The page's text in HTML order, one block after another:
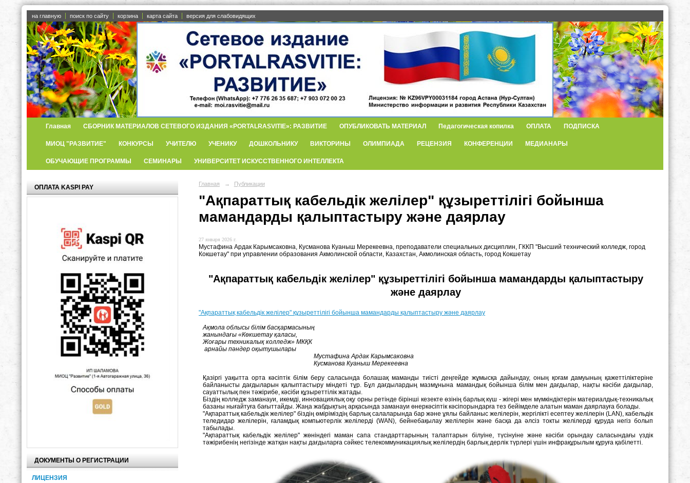
на главную поиск по сайту корзина карта сайта версия для слабовидящих
Главная СБОРНИК МАТЕРИАЛОВ СЕТЕВОГО ИЗДАНИЯ «PORTALRASVITIE»: РАЗВИТИЕ ОПУБЛИКОВАТЬ МАТЕРИАЛ Педагогическая копилка ОПЛАТА ПОДПИСКА
МИОЦ "РАЗВИТИЕ" КОНКУРСЫ УЧИТЕЛЮ УЧЕНИКУ ДОШКОЛЬНИКУ ВИКТОРИНЫ ОЛИМПИАДА РЕЦЕНЗИЯ КОНФЕРЕНЦИИ МЕДИАНАРЫ
ОБУЧАЮЩИЕ ПРОГРАММЫ СЕМИНАРЫ УНИВЕРСИТЕТ ИСКУССТВЕННОГО ИНТЕЛЛЕКТА
ОПЛАТА KASPI PAY
ДОКУМЕНТЫ О РЕГИСТРАЦИИ
ЛИЦЕНЗИЯ
Главная → Публикации
"Ақпараттық кабельдік желілер" құзыреттілігі бойынша
мамандарды қалыптастыру және даярлау
27 января 2026 г.
Мустафина Ардак Карымсаковна, Кусманова Куаныш Мерекеевна, преподаватели специальных дисциплин, ГККП "Высший технический колледж, город
Кокшетау" при управлении образования Акмолинской области, Казахстан, Акмолинская область, город Кокшетау
"Ақпараттық кабельдік желілер" құзыреттілігі бойынша мамандарды қалыптастыру
және даярлау
"Ақпараттық кабельдік желілер" құзыреттілігі бойынша мамандарды қалыптастыру және даярлау
Ақмола облысы білім басқармасының
жанындағы «Көкшетау қаласы,
Жоғары техникалық колледж» МКҚК
арнайы пәндер оқытушылары
Мустафина Ардак Карымсаковна
Кусманова Куаныш Мерекеевна
Қазіргі уақытта орта кәсіптік білім беру саласында болашақ маманды тиісті деңгейде жұмысқа дайындау, оның қоғам дамуының қажеттіліктеріне
байланысты дағдыларын қалыптастыру міндеті тұр. Бұл дағдылардың мазмұнына мамандық бойынша білім мен дағдылар, нақты кәсіби дағдылар,
сауаттылық пен тәжірибе, кәсіби құзыреттілік жатады.
Біздің колледж заманауи, икемді, инновациялық оқу орны ретінде бірінші кезекте өзінің барлық күш - жігері мен мүмкіндіктерін материалдық-техникалық
базаны нығайтуға бағыттайды. Жаңа жабдықтың арқасында заманауи өнеркәсіптік кәсіпорындарға тез бейімделе алатын маман даярлауға болады.
"Ақпараттық кабельдік желілер" біздің өміріміздің барлық салаларында бар және ұялы байланыс желілерін, жергілікті есептеу желілерін (LAN), кабельдік
теледидар желілерін, ғаламдық компьютерлік желілерді (WAN), бейнебақылау желілерін және басқа да әлсіз токты желілерді құруда негіз болып
табылады.
"Ақпараттық кабельдік желілер" жөніндегі маман сапа стандарттарының талаптарын білуіне, түсінуіне және кәсіби орындау саласындағы үздік
тәжірибенің негізінде жатқан нақты дағдыларға сәйкес телекоммуникациялық желілердің барлық дерлік түрлері үшін инфрақұрылым құруға қабілетті.